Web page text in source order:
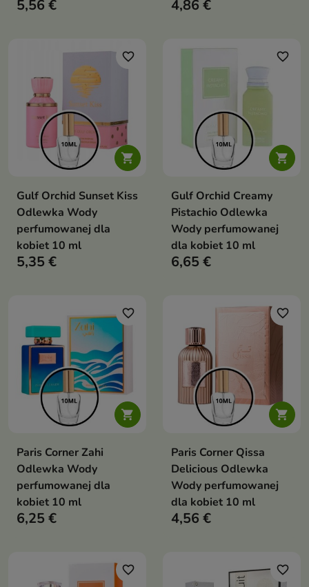
5,56 € 4,86 €

favorite_border
Gulf Orchid Sunset Kiss
Odlewka Wody
perfumowanej dla
kobiet 10 ml
5,35 €

favorite_border
Gulf Orchid Creamy
Pistachio Odlewka
Wody perfumowanej
dla kobiet 10 ml
6,65 €

favorite_border
Paris Corner Zahi
Odlewka Wody
perfumowanej dla
kobiet 10 ml
6,25 €

favorite_border
Paris Corner Qissa
Delicious Odlewka
Wody perfumowanej
dla kobiet 10 ml
4,56 €
favorite_border favorite_border